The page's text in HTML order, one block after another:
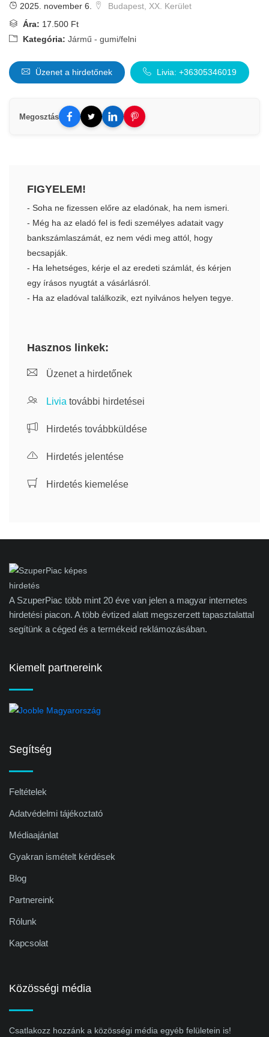
2025. november 6.
Budapest, XX. Kerület
Ára: 17.500 Ft
Kategória: Jármű - gumi/felni
Üzenet a hirdetőnek Livia: +36305346019
Megosztás
FIGYELEM!
- Soha ne fizessen előre az eladónak, ha nem ismeri.
- Még ha az eladó fel is fedi személyes adatait vagy
bankszámlaszámát, ez nem védi meg attól, hogy
becsapják.
- Ha lehetséges, kérje el az eredeti számlát, és kérjen
egy írásos nyugtát a vásárlásról.
- Ha az eladóval találkozik, ezt nyilvános helyen tegye.
Hasznos linkek:
Üzenet a hirdetőnek
Livia további hirdetései
Hirdetés továbbküldése
Hirdetés jelentése
Hirdetés kiemelése
A SzuperPiac több mint 20 éve van jelen a magyar internetes
hirdetési piacon. A több évtized alatt megszerzett tapasztalattal
segítünk a céged és a termékeid reklámozásában.
Kiemelt partnereink
Segítség
Feltételek
Adatvédelmi tájékoztató
Médiaajánlat
Gyakran ismételt kérdések
Blog
Partnereink
Rólunk
Kapcsolat
Közösségi média
Csatlakozz hozzánk a közösségi média egyéb felületein is!